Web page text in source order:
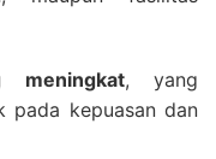
meningkat, yang
pada kepuasan dan